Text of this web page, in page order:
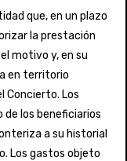
que, en un plazo
la prestación
motivo y, en su
en territorio
Concierto. Los
los beneficiarios
a su historial
Los gastos objeto